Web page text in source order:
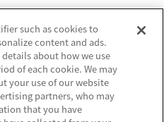
個人情報保護方針
Share My Personal
such as cookies to
content and ads.
about how we use
of each cookie. We may
your use of our website
partners, who may
that you have